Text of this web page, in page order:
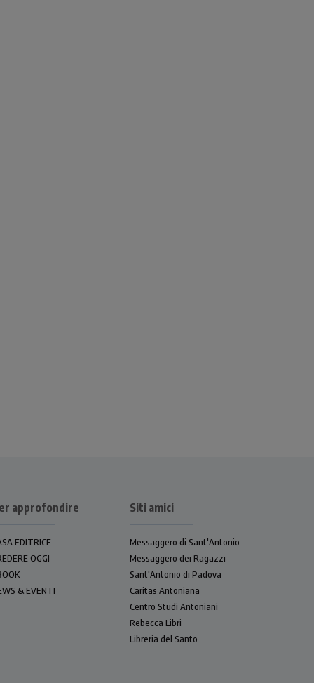
approfondire
EDITRICE
OGGI
& EVENTI
Siti amici
Messaggero di Sant'Antonio
Messaggero dei Ragazzi
Sant'Antonio di Padova
Caritas Antoniana
Centro Studi Antoniani
Rebecca Libri
Libreria del Santo